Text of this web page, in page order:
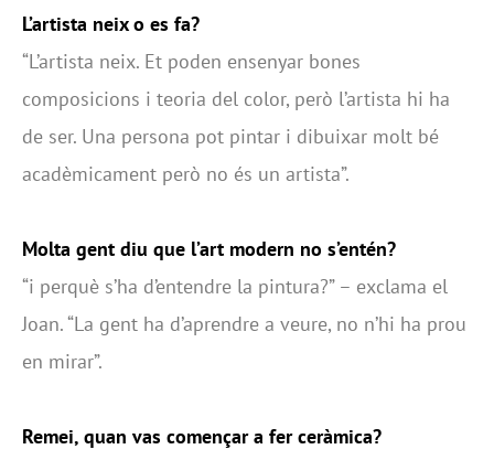
L’artista neix o es fa?
“L’artista neix. Et poden ensenyar bones
composicions i teoria del color, però l’artista hi ha
de ser. Una persona pot pintar i dibuixar molt bé
acadèmicament però no és un artista”.
Molta gent diu que l’art modern no s’entén?
“i perquè s’ha d’entendre la pintura?” – exclama el
Joan. “La gent ha d’aprendre a veure, no n’hi ha prou
en mirar”.
Remei, quan vas començar a fer ceràmica?